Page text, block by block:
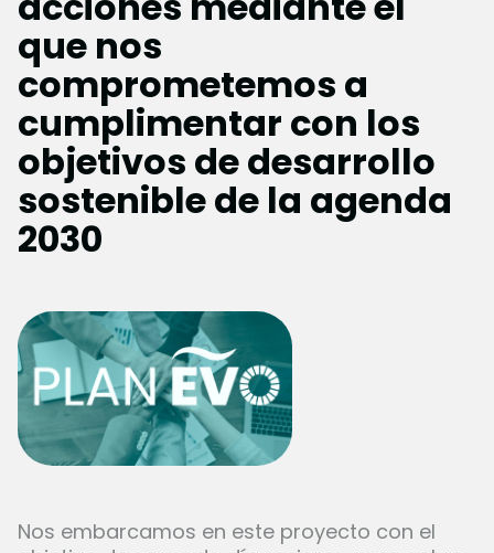
que nos
comprometemos a
cumplimentar con los
objetivos de desarrollo
sostenible de la agenda
2030
Nos embarcamos en este proyecto con el